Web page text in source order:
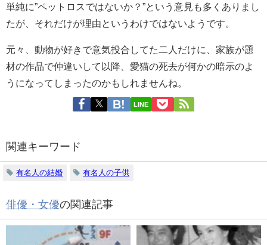
単純に”ペットロスではないか？”という意見も多くありまし
たが、それだけが理由というわけではないようです。
元々、動物が好きで意気投合してた二人だけに、家族が題
材の作品で仲違いして以降、愛猫の死去が何かの暗示のよ
うになってしまったのかもしれませんね。
LINE
関連キーワード
有名人の結婚 有名人の子供
俳優・女優の関連記事